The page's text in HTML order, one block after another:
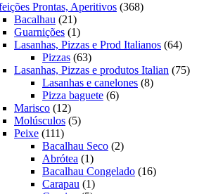
produto
Prontas, Aperitivos 368368
Bacalhau 2121
produtos
Guarnições 11
produto
Lasanhas, Pizzas e Prod Italianos 6464
Pizzas 6363
produtos
Lasanhas, Pizzas e produtos Italian 7575
Lasanhas e canelones 88
Pizza baguete 66
Marisco 1212
produtos
Molúsculos 55
Peixe 111111
produtos
Bacalhau Seco 22
Abrótea 11
produto
Bacalhau Congelado 1616
Carapau 11